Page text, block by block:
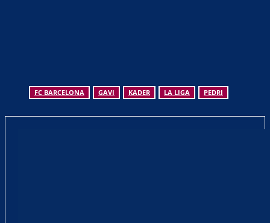
FC BARCELONA GAVI KADER LA LIGA PEDRI